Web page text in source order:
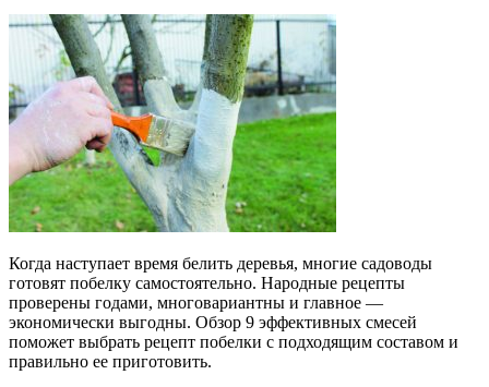
Когда наступает время белить деревья, многие садоводы
готовят побелку самостоятельно. Народные рецепты
проверены годами, многовариантны и главное —
экономически выгодны. Обзор 9 эффективных смесей
поможет выбрать рецепт побелки с подходящим составом и
правильно ее приготовить.